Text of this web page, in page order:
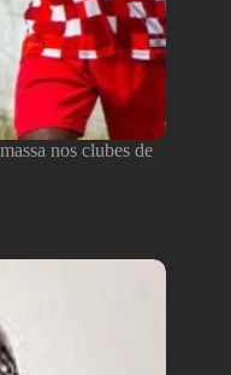
nos clubes de